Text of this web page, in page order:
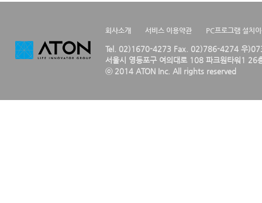
회사소개 서비스 이용약관 PC프로그램 설치
Tel. 02)1670-4273 Fax. 02)786-4274 우
서울시 영등포구 여의대로 108 파크원타워1 26
ⓒ 2014 ATON Inc. All rights reserved